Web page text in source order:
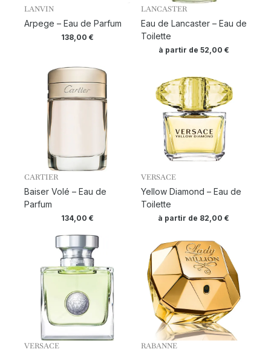
LANVIN
Arpege – Eau de Parfum
138,00 €
LANCASTER
Eau de Lancaster – Eau de
Toilette
à partir de 52,00 €
CARTIER
Baiser Volé – Eau de
Parfum
134,00 €
VERSACE
Yellow Diamond – Eau de
Toilette
à partir de 82,00€
VERSACE RABANNE